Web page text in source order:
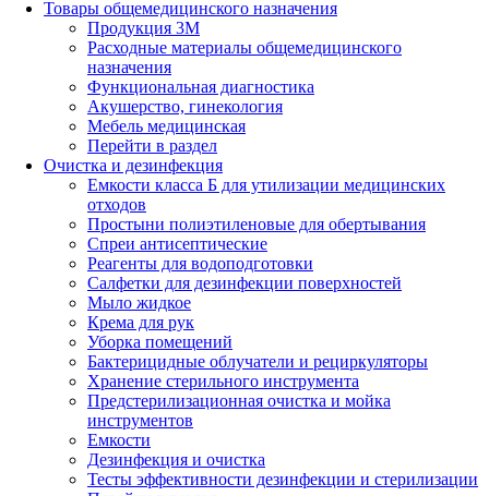
Товары общемедицинского назначения
Продукция 3М
Расходные материалы общемедицинского
назначения
Функциональная диагностика
Акушерство, гинекология
Мебель медицинская
Перейти в раздел
Очистка и дезинфекция
Емкости класса Б для утилизации медицинских
отходов
Простыни полиэтиленовые для обертывания
Спреи антисептические
Реагенты для водоподготовки
Салфетки для дезинфекции поверхностей
Мыло жидкое
Крема для рук
Уборка помещений
Бактерицидные облучатели и рециркуляторы
Хранение стерильного инструмента
Предстерилизационная очистка и мойка
инструментов
Емкости
Дезинфекция и очистка
Тесты эффективности дезинфекции и стерилизации